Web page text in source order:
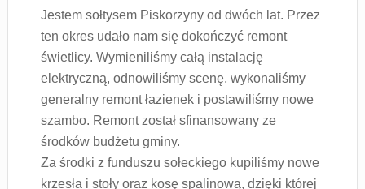
Jestem sołtysem Piskorzyny od dwóch lat. Przez
ten okres udało nam się dokończyć remont
świetlicy. Wymieniliśmy całą instalację
elektryczną, odnowiliśmy scenę, wykonaliśmy
generalny remont łazienek i postawiliśmy nowe
szambo. Remont został sfinansowany ze
środków budżetu gminy.
Za środki z funduszu sołeckiego kupiliśmy nowe
krzesła i stoły oraz kosę spalinową, dzięki której